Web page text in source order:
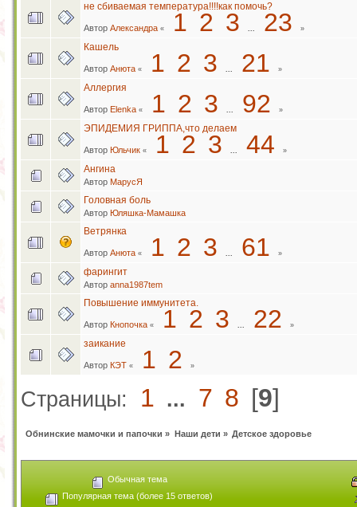
не сбиваемая температура!!!!как помочь?
Автор Александра « 1 2 3 23 »
Кашель
Автор Анюта « 1 2 3 21 »
Аллергия
Автор Elenka « 1 2 3 92 »
ЭПИДЕМИЯ ГРИППА,что делаем
Автор Юльчик « 1 2 3 44 »
Ангина
Автор МарусЯ
Головная боль
Автор Юляшка-Мамашка
Ветрянка
Автор Анюта « 1 2 3 61 »
фарингит
Автор anna1987tem
Повышение иммунитета.
Автор Кнопочка « 1 2 3 22 »
заикание
Автор КЭТ « 1 2 »
Страницы: 1 ... 7 8 [9]
Обнинские мамочки и папочки » Наши дети » Детское здоровье
Обычная тема
Популярная тема (более 15 ответов)